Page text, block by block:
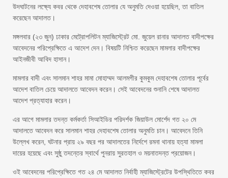
উদঘাটনের লক্ষ্যে কবর থেকে দেহাবশেষ তোলার যে অনুমতি দেওয়া হয়েছিল, তা বাতিল
করেছেন আদালত।
মঙ্গলবার (২৩ জুন) ঢাকার মেট্রোপলিটন ম্যাজিস্ট্রেট মো. জুয়েল রানার আদালত বাদীপক্ষের
আবেদনের পরিপ্রেক্ষিতে এ আদেশ দেন। বিষয়টি নিশ্চিত করেছেন মামলার বাদীপক্ষের
আইনজীবী আবিদ হাসান।
মামলার বাদী এবং সালমান শাহর মামা মোহাম্মদ আলমগীর কুমকুম দেহাবশেষ তোলার পূর্বের
আদেশ বাতিল চেয়ে আদালতে আবেদন করেন। সেই আবেদনের শুনানি শেষে আদালত
আদেশ প্রত্যাহার করেন।
এর আগে মামলার তদন্ত কর্মকর্তা সিআইডির পরিদর্শক জিয়াউল মোর্শেদ গত ২০ মে
আদালতে আবেদন করে সালমান শাহর দেহাবশেষ তোলার অনুমতি চান। আবেদনে তিনি
উল্লেখ করেন, ঘটনার প্রায় ২৯ বছর পর আদালতের নির্দেশে রমনা থানায় হত্যা মামলা
দায়ের হয়েছে এবং সুষ্ঠু তদন্তের স্বার্থে পুনরায় সুরতহাল ও ময়নাতদন্ত প্রয়োজন।
ওই আবেদনের পরিপ্রেক্ষিতে গত ২৪ মে আদালত নির্বাহী ম্যাজিস্ট্রেটের উপস্থিতিতে কবর